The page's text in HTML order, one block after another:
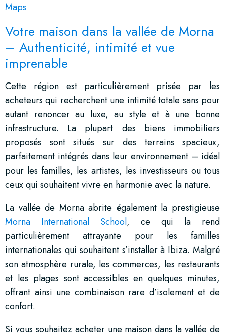
Maps
Votre maison dans la vallée de Morna
– Authenticité, intimité et vue
imprenable
Cette région est particulièrement prisée par les
acheteurs qui recherchent une intimité totale sans pour
autant renoncer au luxe, au style et à une bonne
infrastructure. La plupart des biens immobiliers
proposés sont situés sur des terrains spacieux,
parfaitement intégrés dans leur environnement – idéal
pour les familles, les artistes, les investisseurs ou tous
ceux qui souhaitent vivre en harmonie avec la nature.
La vallée de Morna abrite également la prestigieuse
Morna International School, ce qui la rend
particulièrement attrayante pour les familles
internationales qui souhaitent s’installer à Ibiza. Malgré
son atmosphère rurale, les commerces, les restaurants
et les plages sont accessibles en quelques minutes,
offrant ainsi une combinaison rare d’isolement et de
confort.
Si vous souhaitez acheter une maison dans la vallée de